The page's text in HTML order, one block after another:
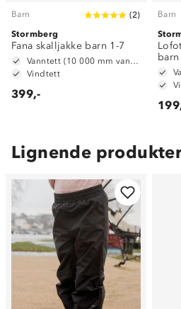
Barn (2)
Stormberg
Fana skalljakke barn 1-7
Vindtett
399,-
Barn
Lignende